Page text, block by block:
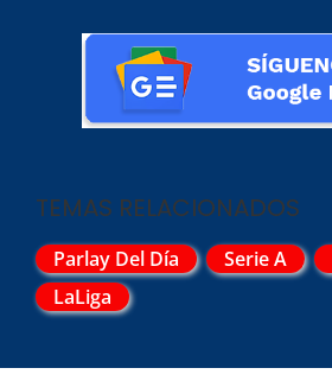
TEMAS RELACIONADOS
Parlay Del Día Serie A
LaLiga